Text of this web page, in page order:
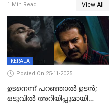
മാറ്റണം';പൊങ്കാല റിലീസ് മാറ്റി
1 Min Read View All
KERALA
Posted On 25-11-2025
ഉടനെന്ന് പറഞ്ഞാൽ ഉടൻ;
ഒടുവിൽ അറിയിപ്പുമായി